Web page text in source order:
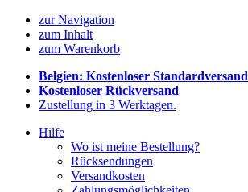
zur Navigation
zum Inhalt
zum Warenkorb
Belgien: Kostenloser Standardversand
Kostenloser Rückversand
Zustellung in 3 Werktagen.
Hilfe
Wo ist meine Bestellung?
Rücksendungen
Versandkosten